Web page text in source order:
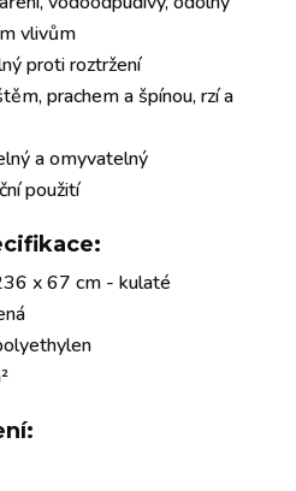
vlivům
proti roztržení
prachem a špínou, rzí a
a omyvatelný
použití
x 67 cm - kulaté